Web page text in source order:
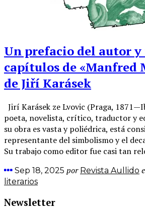
Un prefacio del autor y
capítulos de «Manfred
de Jiří Karásek
Jirí Karásek ze Lvovic (Praga,
poeta, novelista, crítico, traductor y
su obra es vasta y poliédrica, está
representante del simbolismo y el
Su trabajo como editor fue casi tan
Sep 18, 2025 por Revista Aullido
literarios
Newsletter